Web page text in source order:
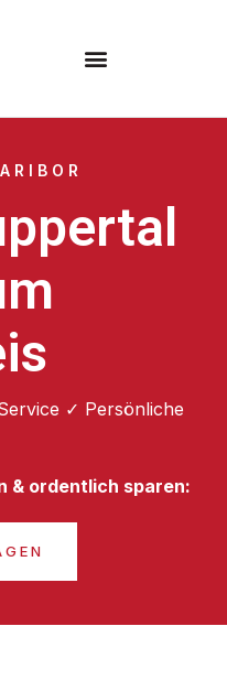
✓ Persönliche
& ordentlich sparen: